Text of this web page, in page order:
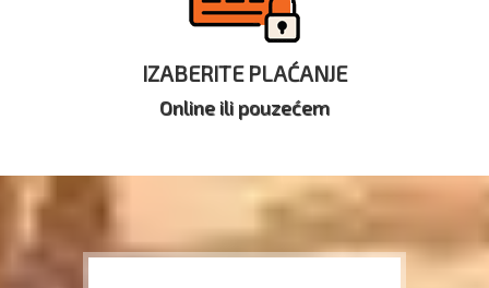
IZABERITE PLAĆANJE
Online ili pouzećem